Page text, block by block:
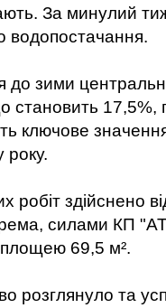
За минулий
водопостачання.
до зими
17,5%,
ключове
року.
робіт здійснено
силами КП
69,5 м².
розглянуло та